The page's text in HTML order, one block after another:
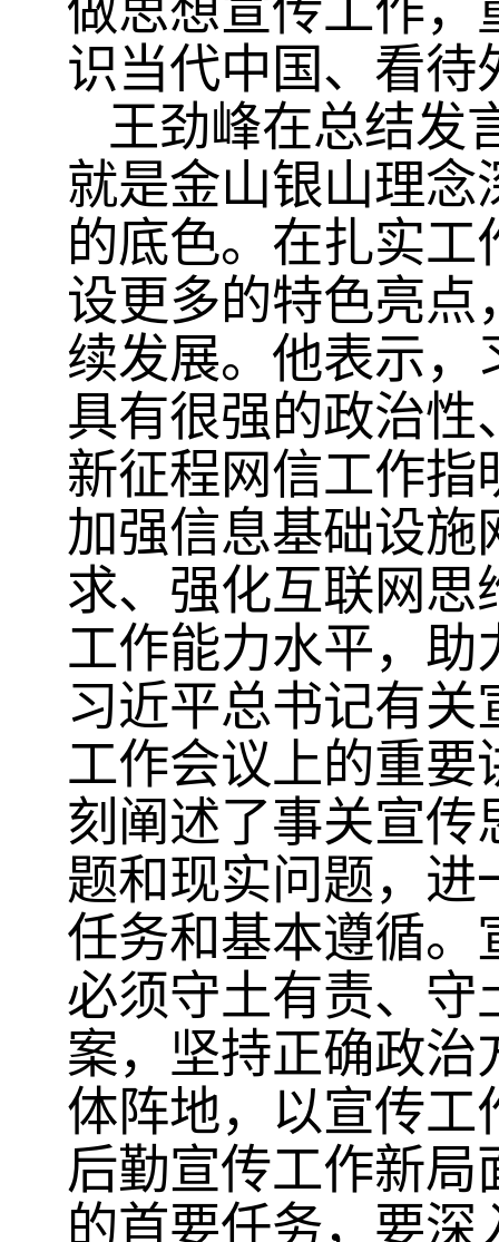
做思想宣传工作，
识当代中国、看待
王劲峰在总结发
就是金山银山理念
的底色。在扎实
设更多的特色亮点
续发展。他表示，
具有很强的政治性
新征程网信工作指
加强信息基础设施
求、强化互联网思
工作能力水平，助
习近平总书记有
工作会议上的重要
刻阐述了事关宣传
题和现实问题，进
任务和基本遵循。
必须守土有责、守
案，坚持正确政治
体阵地，以宣传工
后勤宣传工作新
的首要任务，要